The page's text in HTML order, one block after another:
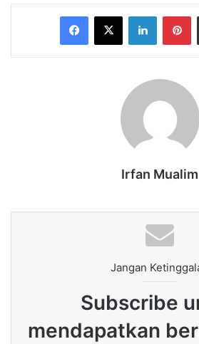
Facebook
X LinkedIn
Irfan Mualim
Jangan
Subscribe
mendapatkan